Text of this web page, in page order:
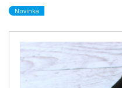
Novinka